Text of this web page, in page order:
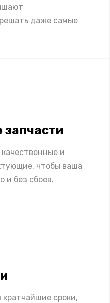
даже самые
запчасти
и
чтобы ваша
и без сбоев.
сроки,